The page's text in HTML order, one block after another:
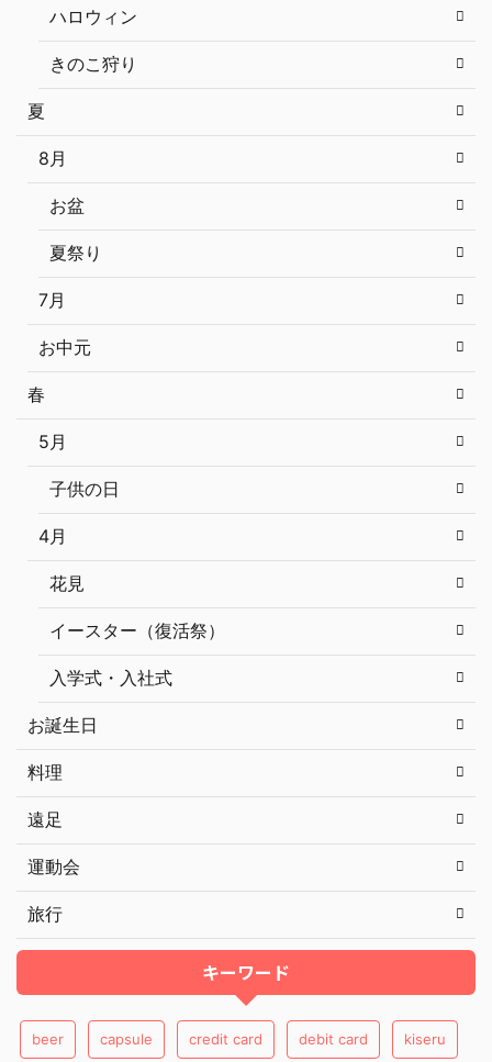
ハロウィン
きのこ狩り
夏
8月
お盆
夏祭り
7月
お中元
春
5月
子供の日
4月
花見
イースター（復活祭）
入学式・入社式
お誕生日
料理
遠足
運動会
旅行
キーワード
beer capsule credit card debit card kiseru